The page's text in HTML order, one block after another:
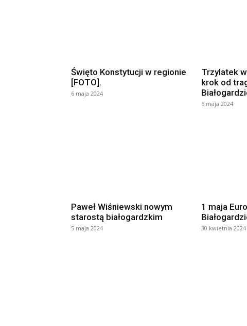
Święto Konstytucji w regionie
[FOTO].
6 maja 2024
Trzylatek
krok od
6 maja 2024
Paweł Wiśniewski nowym
starostą białogardzkim
5 maja 2024
1 maja
30 kwietnia 2024